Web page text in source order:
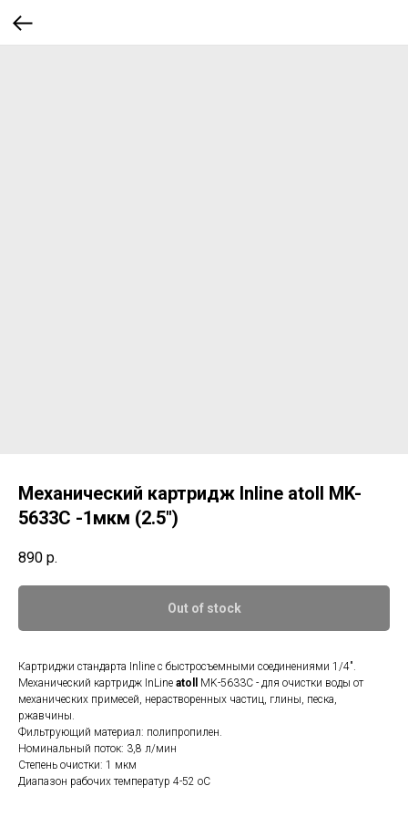
Механический картридж Inline atoll MK-
5633C -1мкм (2.5")
890 р.
Out of stock
Картриджи стандарта Inline с быстросъемными соединениями 1/4".
Механический картридж InLine atoll
MK-5633C - для очистки воды от
механических примесей, нерастворенных частиц, глины, песка,
ржавчины.
Фильтрующий материал: полипропилен.
Номинальный поток: 3,8 л/мин
Степень очистки: 1 мкм
Диапазон рабочих температур 4-52 оС